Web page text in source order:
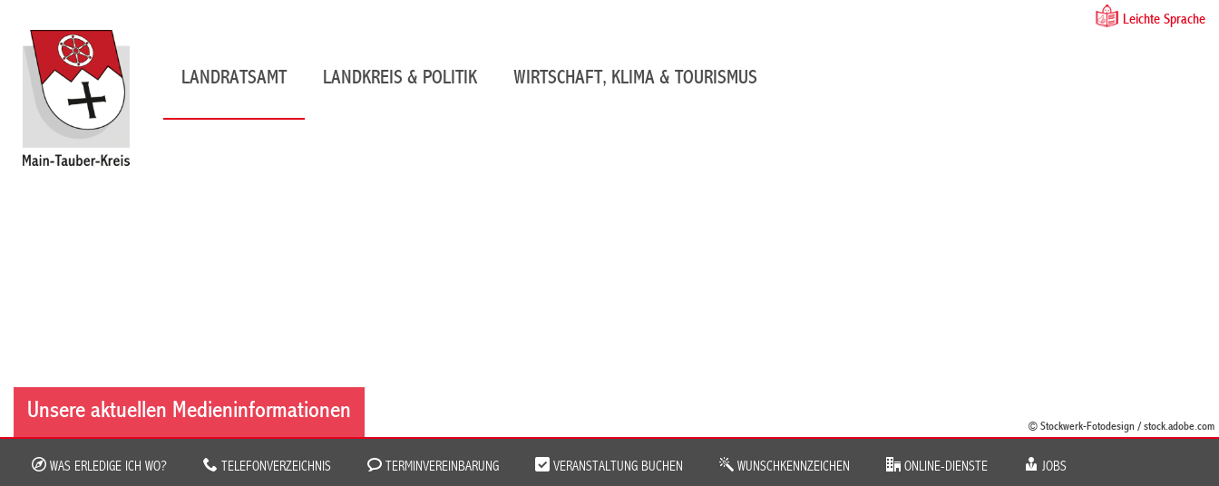
Leichte Sprache
LANDRATSAMT LANDKREIS & POLITIK WIRTSCHAFT, KLIMA & TOURISMUS
Unsere aktuellen Medieninformationen
© Stockwerk-Fotodesign / stock.adobe.com
WAS ERLEDIGE ICH WO? TELEFONVERZEICHNIS TERMINVEREINBARUNG VERANSTALTUNG BUCHEN WUNSCHKENNZEICHEN ONLINE-DIENSTE JOBS